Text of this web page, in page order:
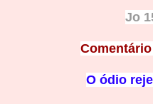
Jo
O ódio